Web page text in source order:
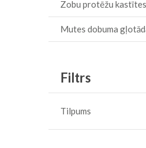
Zobu protēžu kastītes
Mutes dobuma
Filtrs
Tilpums